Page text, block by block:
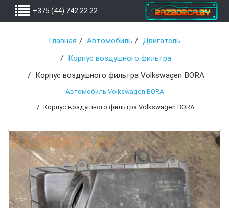
+375 (44) 742 22 22
Главная Автомобиль
Двигатель
Корпус воздушного фильтра
Корпус воздушного фильтра Volkswagen BORA
Автомобиль Volkswagen BORA
Корпус воздушного фильтра Volkswagen BORA